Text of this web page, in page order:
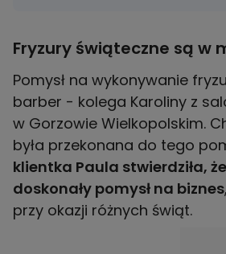
Fryzury świąteczne są w
Pomysł na wykonywanie
barber - kolega Karoliny z
w Gorzowie Wielkopolskim.
była przekonana do tego
klientka Paula stwierdziła,
doskonały pomysł na biznes
przy okazji różnych świąt.